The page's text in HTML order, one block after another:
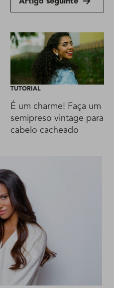
TUTORIAL
É um charme! Faça um
semipreso vintage para
cabelo cacheado